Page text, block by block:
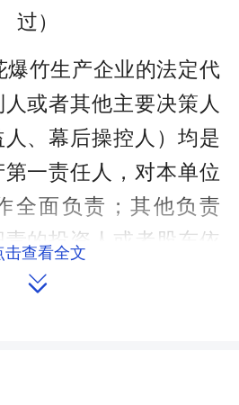
过）
爆竹生产企业的法定代
或者其他主要决策人
人、幕后操控人）均是
一责任人，对本单位
全面负责；其他负责
责的投资人或者股东依
内的安全生产工作负
击查看全文
